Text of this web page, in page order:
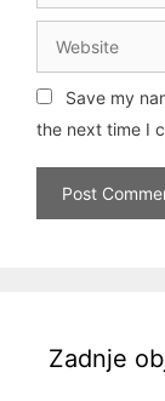
Save my
the next time I
Zadnje